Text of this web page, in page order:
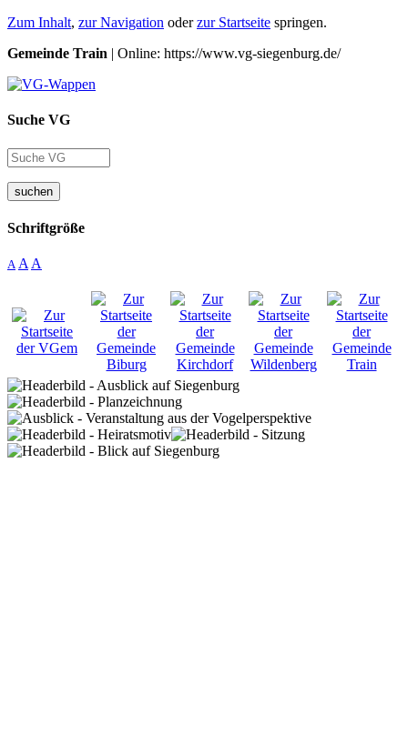
Zum Inhalt, zur Navigation oderzur Startseite springen.
Gemeinde Train | Online: https://www.vg-siegenburg.de/
Suche VG
suchen
Schriftgröße
A A A